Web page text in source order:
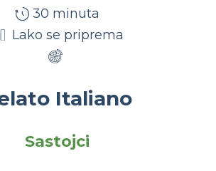
30 minuta
Lako se priprema
Italiano
Sastojci